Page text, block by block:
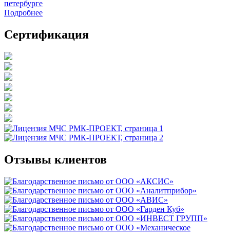
петербурге
Подробнее
Сертификация
Отзывы клиентов